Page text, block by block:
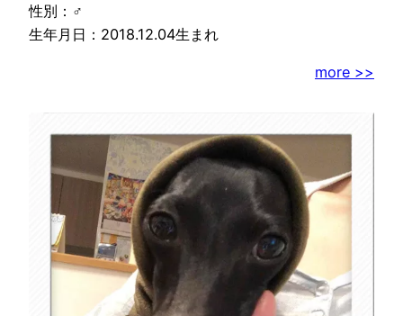
性別：♂
生年月日：2018.12.04生まれ
more >>